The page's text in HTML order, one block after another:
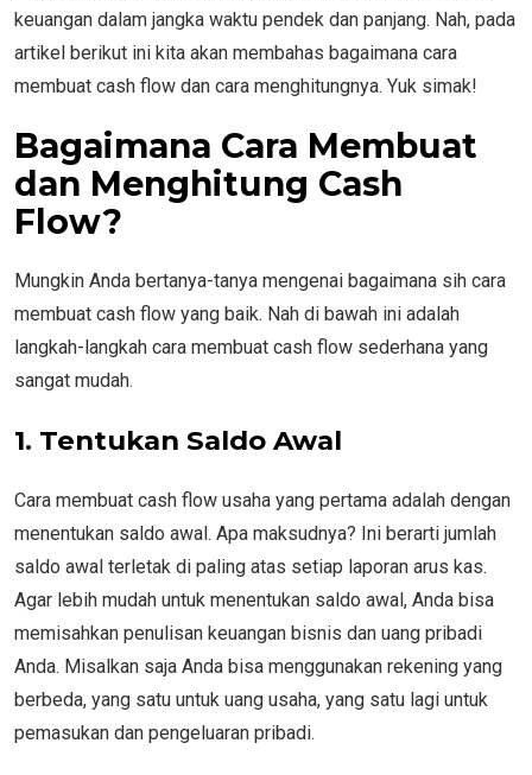
keuangan dalam jangka waktu pendek dan panjang. Nah, pada
artikel berikut ini kita akan membahas bagaimana cara
membuat cash flow dan cara menghitungnya. Yuk simak!
Bagaimana Cara Membuat
dan Menghitung Cash
Flow?
Mungkin Anda bertanya-tanya mengenai bagaimana sih cara
membuat cash flow yang baik. Nah di bawah ini adalah
langkah-langkah cara membuat cash flow sederhana yang
sangat mudah.
1. Tentukan Saldo Awal
Cara membuat cash flow usaha yang pertama adalah dengan
menentukan saldo awal. Apa maksudnya? Ini berarti jumlah
saldo awal terletak di paling atas setiap laporan arus kas.
Agar lebih mudah untuk menentukan saldo awal, Anda bisa
memisahkan penulisan keuangan bisnis dan uang pribadi
Anda. Misalkan saja Anda bisa menggunakan rekening yang
berbeda, yang satu untuk uang usaha, yang satu lagi untuk
pemasukan dan pengeluaran pribadi.